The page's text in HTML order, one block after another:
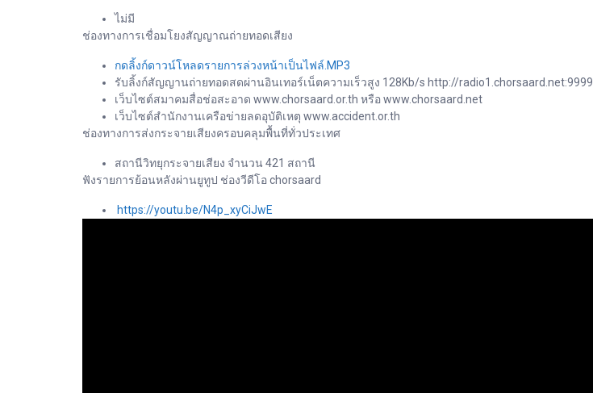
ไม่มี
ช่องทางการเชื่อมโยงสัญญาณถ่ายทอดเสียง
กดลิ้งก์ดาวน์โหลดรายการล่วงหน้าเป็นไฟล์.MP3
รับลิ้งก์สัญญานถ่ายทอดสดผ่านอินเทอร์เน็ตความเร็วสูง 128Kb/s http://radio1.chorsaard.net:9999
เว็บไซต์สมาคมสื่อช่อสะอาด www.chorsaard.or.th หรือ www.chorsaard.net
เว็บไซต์สำนักงานเครือข่ายลดอุบัติเหตุ www.accident.or.th
ช่องทางการส่งกระจายเสียงครอบคลุมพื้นที่ทั่วประเทศ
สถานีวิทยุกระจายเสียง จำนวน 421 สถานี
ฟังรายการย้อนหลังผ่านยูทูป ช่องวีดีโอ chorsaard
https://youtu.be/N4p_xyCiJwE